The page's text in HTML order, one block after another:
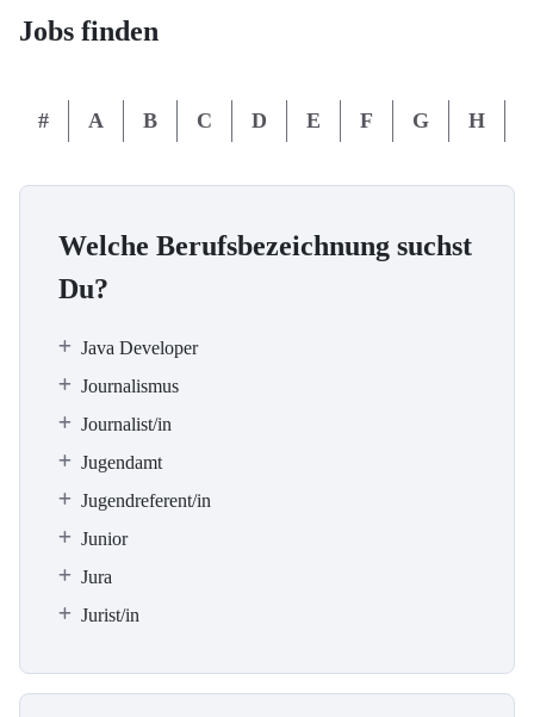
Jobs finden
# A B C D E F G H
Welche Berufsbezeichnung suchst
Du?
Java Developer
Journalismus
Journalist/in
Jugendamt
Jugendreferent/in
Junior
Jura
Jurist/in